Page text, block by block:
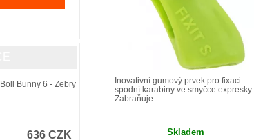
Inovativní gumový prvek pro fixaci
spodní karabiny ve smyčce expresky.
Zabraňuje ...
Skladem
Boll Bunny 6 - Zebry
636 CZK